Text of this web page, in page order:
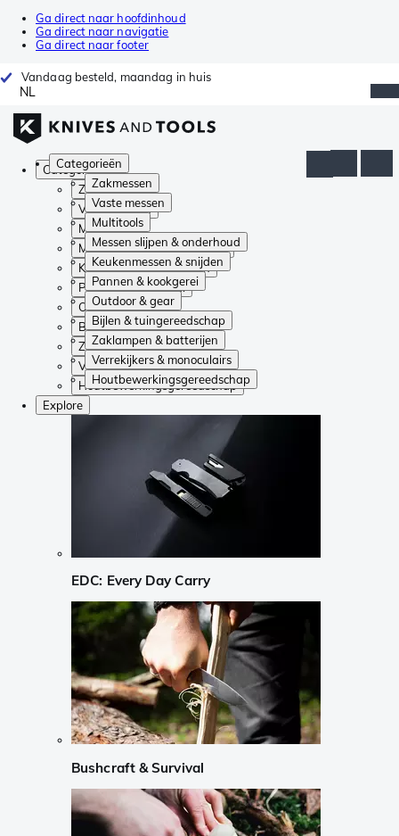
Ga direct naar hoofdinhoud
Ga direct naar navigatie
Ga direct naar footer
Vandaag besteld, maandag in huis
NL
Categorieën
Zakmessen
Vaste messen
Multitools
Messen slijpen & onderhoud
Keukenmessen & snijden
Pannen & kookgerei
Outdoor & gear
Bijlen & tuingereedschap
Zaklampen & batterijen
Verrekijkers & monoculairs
Houtbewerkingsgereedschap
Categorieën
Zakmessen
Vaste messen
Multitools
Messen slijpen & onderhoud
Keukenmessen & snijden
Pannen & kookgerei
Outdoor & gear
Bijlen & tuingereedschap
Zaklampen & batterijen
Verrekijkers & monoculairs
Houtbewerkingsgereedschap
Explore
EDC: Every Day Carry
Bushcraft & Survival